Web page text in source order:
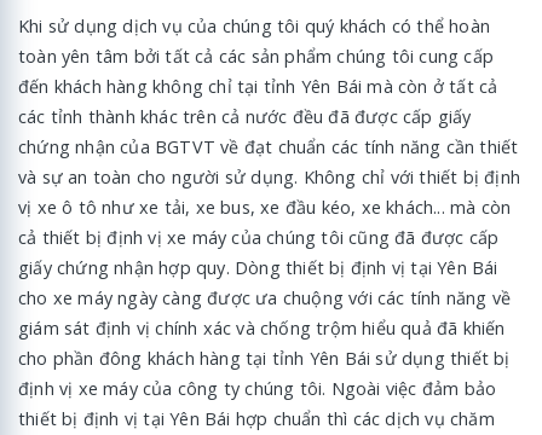
Khi sử dụng dịch vụ của chúng tôi quý khách có thể hoàn
toàn yên tâm bởi tất cả các sản phẩm chúng tôi cung cấp
đến khách hàng không chỉ tại tỉnh Yên Bái mà còn ở tất cả
các tỉnh thành khác trên cả nước đều đã được cấp giấy
chứng nhận của BGTVT về đạt chuẩn các tính năng cần thiết
và sự an toàn cho người sử dụng. Không chỉ với thiết bị định
vị xe ô tô như xe tải, xe bus, xe đầu kéo, xe khách... mà còn
cả thiết bị định vị xe máy của chúng tôi cũng đã được cấp
giấy chứng nhận hợp quy. Dòng thiết bị định vị tại Yên Bái
cho xe máy ngày càng được ưa chuộng với các tính năng về
giám sát định vị chính xác và chống trộm hiểu quả đã khiến
cho phần đông khách hàng tại tỉnh Yên Bái sử dụng thiết bị
định vị xe máy của công ty chúng tôi. Ngoài việc đảm bảo
thiết bị định vị tại Yên Bái hợp chuẩn thì các dịch vụ chăm